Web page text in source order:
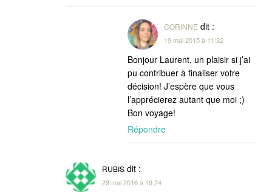
CORINNE dit :
19 mai 2015 à 11:32
Bonjour Laurent, un plaisir si j’ai
pu contribuer à finaliser votre
décision! J’espère que vous
l’apprécierez autant que moi ;)
Bon voyage!
Répondre
RUBIS dit :
29 mai 2016 à 19:24